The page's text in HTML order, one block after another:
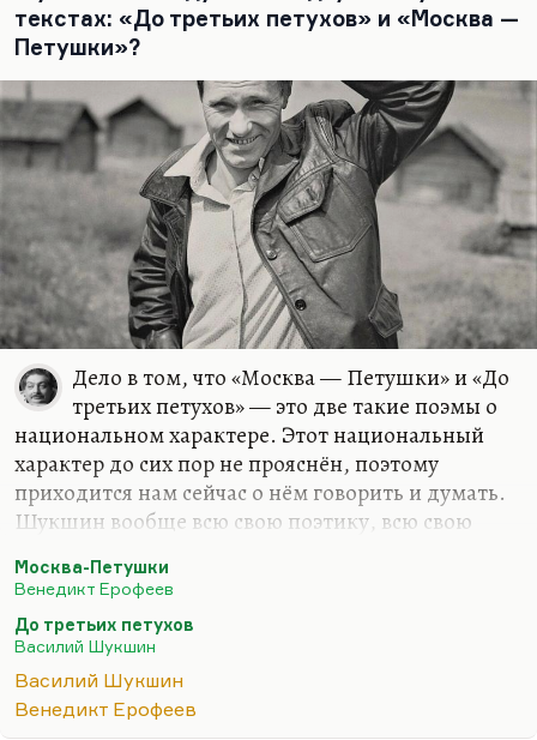
отчётливо. Вот в «Любавиных» этого ещё нет, а в
последнем романе, конечно, есть с невероятной…
текстах: «До третьих петухов» и «Москва —
Петушки»?
Дело в том, что «Москва — Петушки» и «До
третьих петухов» — это две такие поэмы о
национальном характере. Этот национальный
характер до сих пор не прояснён, поэтому
приходится нам сейчас о нём говорить и думать.
Шукшин вообще всю свою поэтику, всю свою
вам волю», о котором мы сейчас будем говорить
особо) построил на одном мучительном
контрасте, на одной очень важной проблеме. Он
в принципе — человек единства, человек
цельности и цельного мировоззрения. Для него
ужасно, что раскалывается русский мир,
Москва-Петушки
Венедикт Ерофеев
До третьих петухов
Василий Шукшин
Василий Шукшин
Венедикт Ерофеев